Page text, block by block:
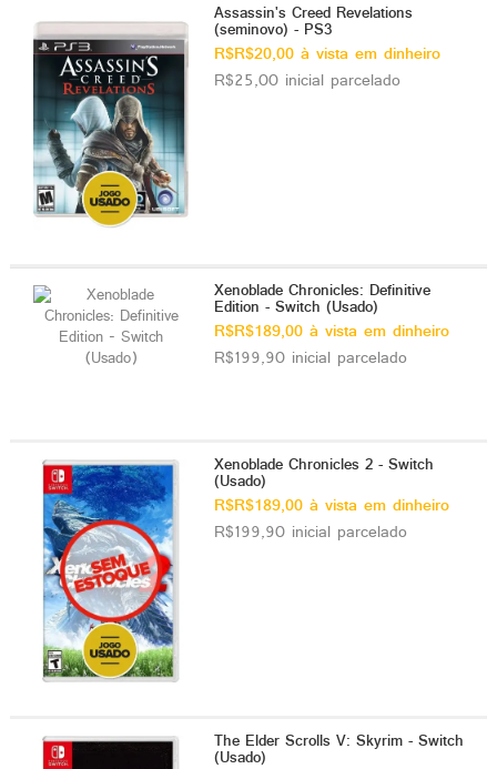
Assassin's Creed Revelations
(seminovo) - PS3
R$R$20,00 à vista em dinheiro
R$25,00 inicial parcelado
Xenoblade Chronicles: Definitive
Edition - Switch (Usado)
R$R$189,00 à vista em dinheiro
R$199,90 inicial parcelado
Xenoblade Chronicles 2 - Switch
(Usado)
R$R$189,00 à vista em dinheiro
R$199,90 inicial parcelado
The Elder Scrolls V: Skyrim - Switch
(Usado)